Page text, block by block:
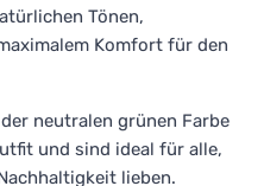
Tönen,
Komfort für den
neutralen grünen Farbe
und sind ideal für alle,
lieben.